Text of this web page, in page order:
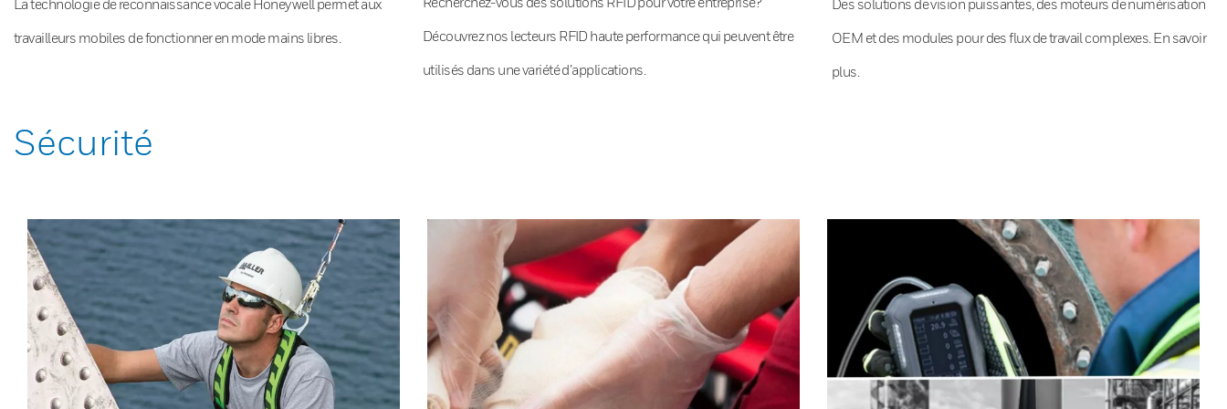
La technologie de reconnaissance vocale Honeywell permet aux
travailleurs mobiles de fonctionner en mode mains libres. Découvrez nos lecteurs RFID haute performance qui peuvent être
utilisés dans une variété d’applications.
Des solutions de vision puissantes, des moteurs de numérisation
OEM et des modules pour des flux de travail complexes. En savoir
plus.
Sécurité